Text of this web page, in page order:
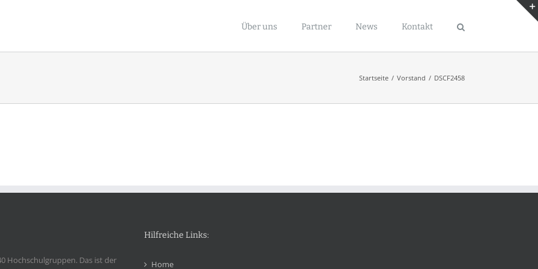
Über uns Partner News Kontakt
Startseite / Vorstand / DSCF2458
Hochschulgruppen. Das ist der
Hilfreiche Links:
Home